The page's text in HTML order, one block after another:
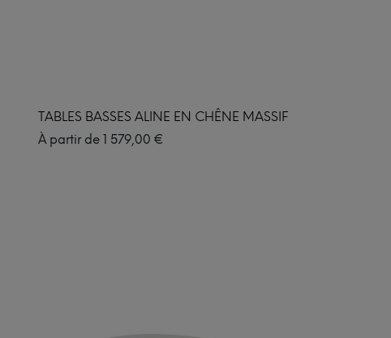
TABLES BASSES ALINE EN CHÊNE MASSIF
À partir de 1 579,00 €